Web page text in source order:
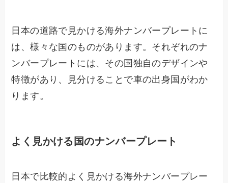
日本の道路で見かける海外ナンバープレートに
は、様々な国のものがあります。それぞれのナ
ンバープレートには、その国独自のデザインや
特徴があり、見分けることで車の出身国がわか
ります。
よく見かける国のナンバープレート
日本で比較的よく見かける海外ナンバープレー